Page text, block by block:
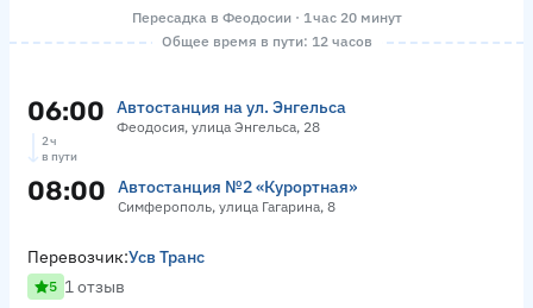
Пересадка в Феодосии · 1 час 20 минут
Общее время в пути: 12 часов
06:00 Автостанция на ул. Энгельса
Феодосия, улица Энгельса, 28
2 ч
в пути
08:00 Автостанция №2 «Курортная»
Симферополь, улица Гагарина, 8
Перевозчик:Усв Транс
5 1 отзыв